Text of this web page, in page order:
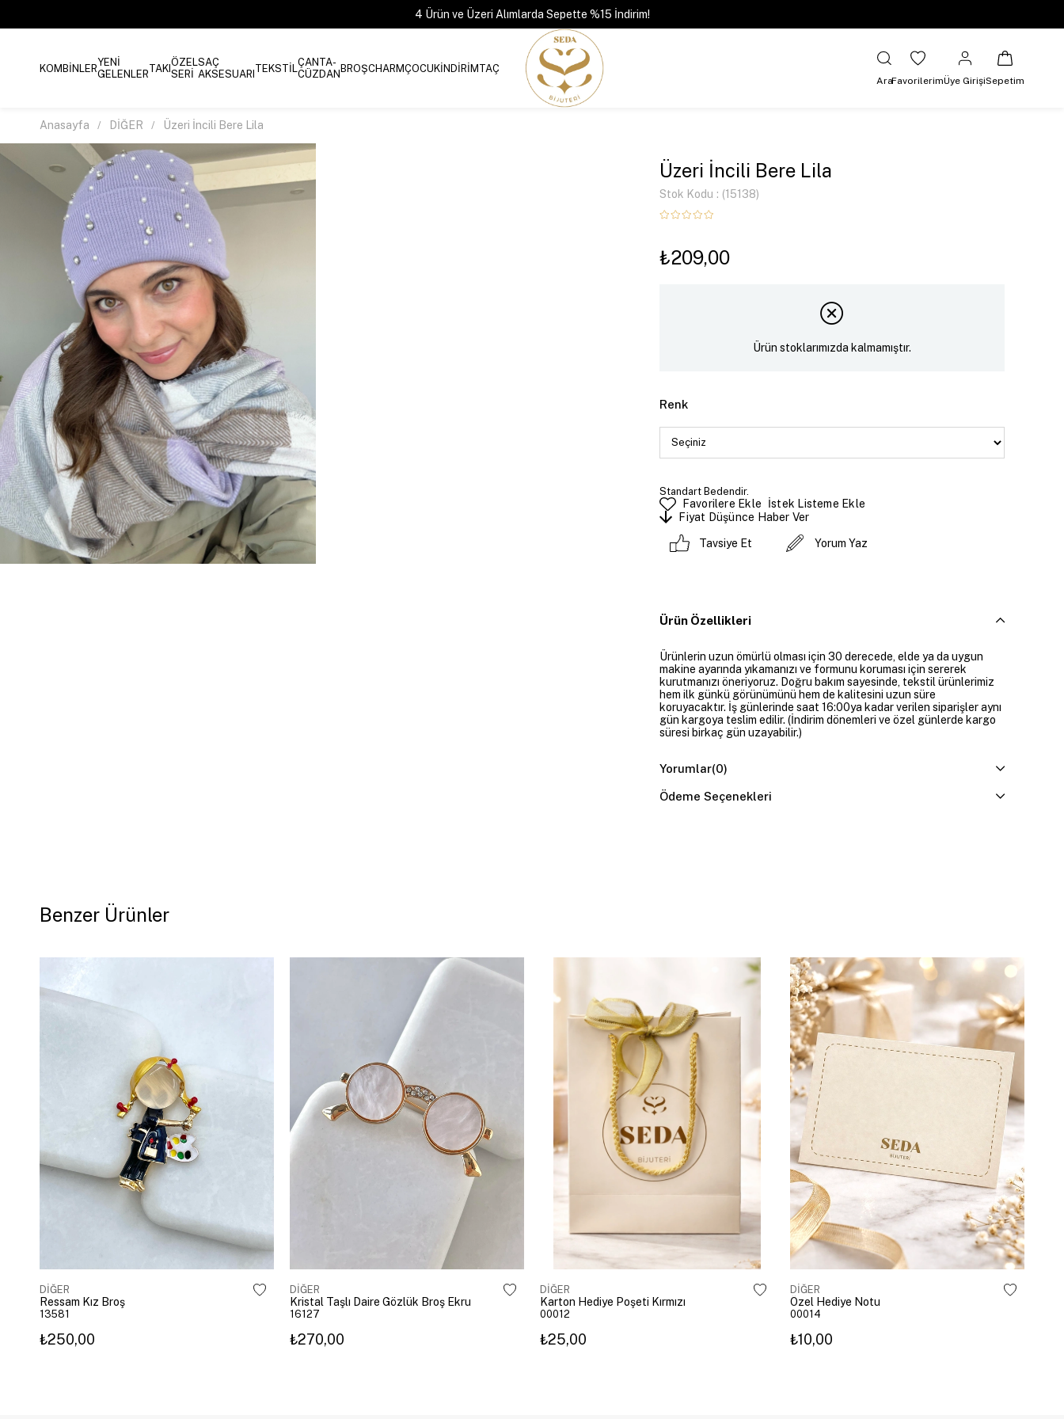
4 Ürün ve Üzeri Alımlarda Sepette %15 İndirim!
KOMBİNLERYENİ
GELENLERTAKIÖZEL
SERİ
SAÇ
AKSESUARI TEKSTİLÇANTA-
CÜZDANBROŞCHARMÇOCUKİNDİRİMTAÇ
AraFavorilerimÜye GirişiSepetim
Anasayfa DİĞER Üzeri İncili Bere Lila
Üzeri İncili Bere Lila
Stok Kodu (15138)
₺209,00
Ürün stoklarımızda kalmamıştır.
Renk
Standart Bedendir.
Favorilere Ekle
İstek Listeme Ekle
Fiyat Düşünce Haber Ver
Tavsiye Et Yorum Yaz
Ürün Özellikleri
Ürünlerin uzun ömürlü olması için 30 derecede, elde ya da uygun
makine ayarında yıkamanızı ve formunu koruması için sererek
kurutmanızı öneriyoruz. Doğru bakım sayesinde, tekstil ürünlerimiz
hem ilk günkü görünümünü hem de kalitesini uzun süre
koruyacaktır. İş günlerinde saat 16:00ya kadar verilen siparişler aynı
gün kargoya teslim edilir. (İndirim dönemleri ve özel günlerde kargo
süresi birkaç gün uzayabilir.)
Yorumlar(0)
Ödeme Seçenekleri
Benzer Ürünler
DİĞER
Ressam Kız Broş
13581
₺250,00
DİĞER
Kristal Taşlı Daire Gözlük Broş Ekru
16127
₺270,00
DİĞER
Karton Hediye Poşeti Kırmızı
00012
₺25,00
DİĞER
Özel Hediye Notu
00014
₺10,00